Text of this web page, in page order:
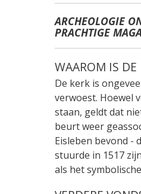
ARCHEOLOGIE
PRACHTIGE
WAAROM IS DE
De kerk is
verwoest. Hoewel
staan, geldt dat
beurt weer
Eisleben bevond -
stuurde in 1517
als het